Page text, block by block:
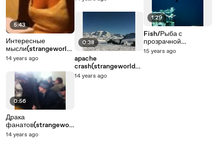
5:43
Интересные
мысли(strangeworlds
.at.ua)
14 years ago
0:56
Драка
фанатов(strangeworl
ds.at.ua)
14 years ago
0:38
apache
crash(strangeworlds.
at.ua)
14 years ago
1:29
Fish/Рыба с
прозрачной
головой(strangeworl
15 years ago